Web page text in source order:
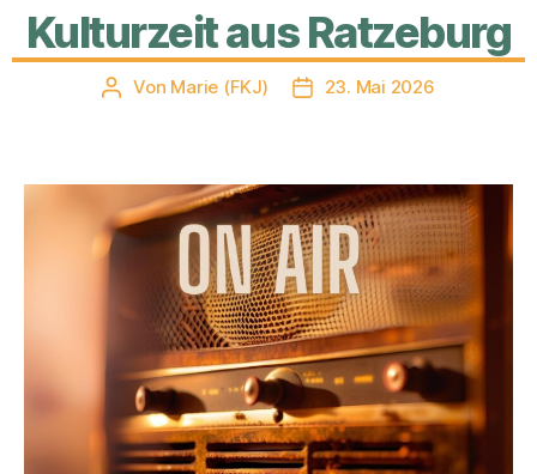
Kulturzeit aus Ratzeburg
Beitragsautor
Von Marie (FKJ) Veröffentlichungsdatum
23. Mai 2026